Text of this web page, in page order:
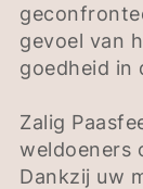
gevoel van
goedheid in
Zalig
weldoeners
Dankzij uw